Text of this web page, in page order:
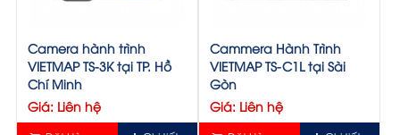
Camera hành trình
VIETMAP TS-3K tại TP. Hồ
Chí Minh
Giá: Liên hệ
Cammera Hành Trình
VIETMAP TS-C1L tại Sài
Gòn
Giá: Liên hệ